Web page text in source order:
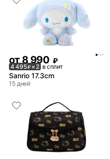
от8 990 ₽
4 495₽× 2 в сплит
Sanrio 17.3cm
15 дней